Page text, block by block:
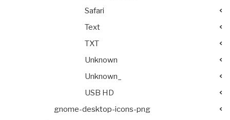
Safari
Text
TXT
Unknown
Unknown_
USB HD
gnome-desktop-icons-png